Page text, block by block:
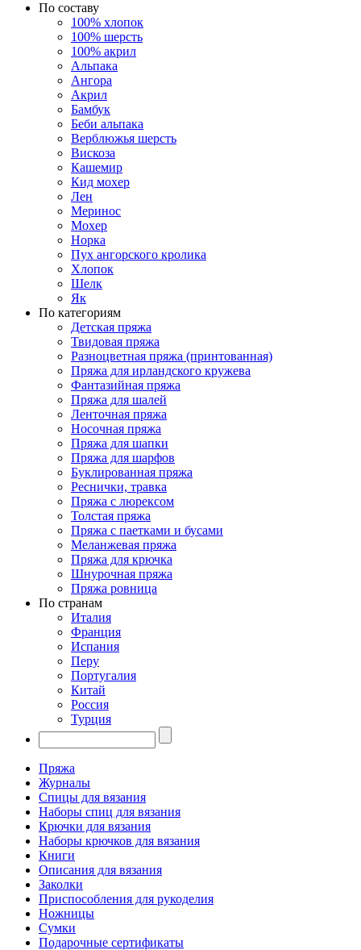
По составу
100% хлопок
100% шерсть
100% акрил
Альпака
Ангора
Акрил
Бамбук
Беби альпака
Верблюжья шерсть
Вискоза
Кашемир
Кид мохер
Лен
Меринос
Мохер
Норка
Пух ангорского кролика
Хлопок
Шелк
Як
По категориям
Детская пряжа
Твидовая пряжа
Разноцветная пряжа (принтованная)
Пряжа для ирландского кружева
Фантазийная пряжа
Пряжа для шалей
Ленточная пряжа
Носочная пряжа
Пряжа для шапки
Пряжа для шарфов
Буклированная пряжа
Реснички, травка
Пряжа с люрексом
Толстая пряжа
Пряжа с паетками и бусами
Меланжевая пряжа
Пряжа для крючка
Шнурочная пряжа
Пряжа ровница
По странам
Италия
Франция
Испания
Перу
Португалия
Китай
Россия
Турция
Пряжа
Журналы
Спицы для вязания
Наборы спиц для вязания
Крючки для вязания
Наборы крючков для вязания
Книги
Описания для вязания
Заколки
Приспособления для рукоделия
Ножницы
Сумки
Подарочные сертификаты